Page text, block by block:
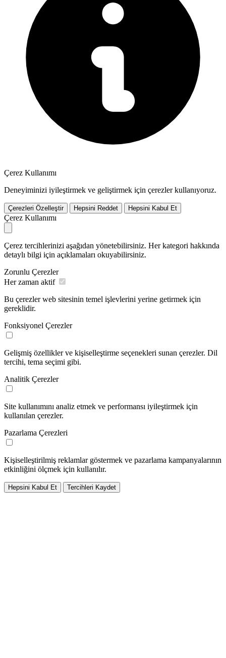
Çerez Kullanımı
Deneyiminizi iyileştirmek ve geliştirmek için çerezler kullanıyoruz.
Çerezleri Özelleştir Hepsini Reddet Hepsini Kabul Et
Çerez Kullanımı
Çerez tercihlerinizi aşağıdan yönetebilirsiniz. Her kategori hakkında
detaylı bilgi için açıklamaları okuyabilirsiniz.
Zorunlu Çerezler
Her zaman aktif
Bu çerezler web sitesinin temel işlevlerini yerine getirmek için
gereklidir.
Fonksiyonel Çerezler
Gelişmiş özellikler ve kişiselleştirme seçenekleri sunan çerezler. Dil
tercihi, tema seçimi gibi.
Analitik Çerezler
Site kullanımını analiz etmek ve performansı iyileştirmek için
kullanılan çerezler.
Pazarlama Çerezleri
Kişiselleştirilmiş reklamlar göstermek ve pazarlama kampanyalarının
etkinliğini ölçmek için kullanılır.
Hepsini Kabul Et Tercihleri Kaydet